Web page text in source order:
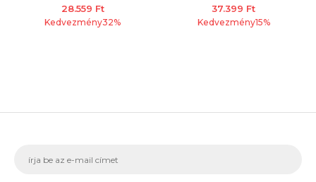
28.559 Ft
Kedvezmény32%
37.399 Ft
Kedvezmény15%